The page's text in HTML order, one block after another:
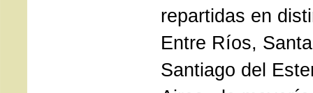
repartidas en
Entre Ríos,
Santiago del